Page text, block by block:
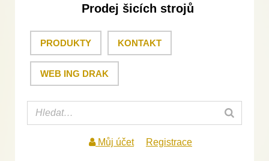
Prodej šicích strojů
PRODUKTY KONTAKT
WEB ING DRAK
Můj účet Registrace